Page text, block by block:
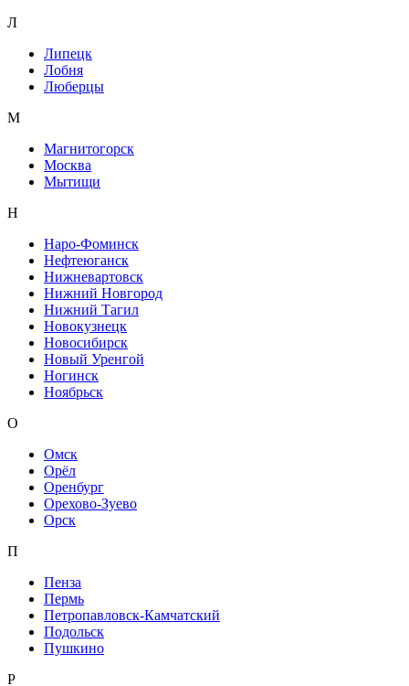
Л
Липецк
Лобня
Люберцы
М
Магнитогорск
Москва
Мытищи
Н
Наро-Фоминск
Нефтеюганск
Нижневартовск
Нижний Новгород
Нижний Тагил
Новокузнецк
Новосибирск
Новый Уренгой
Ногинск
Ноябрьск
О
Омск
Орёл
Оренбург
Орехово-Зуево
Орск
П
Пенза
Пермь
Петропавловск-Камчатский
Подольск
Пушкино
Р